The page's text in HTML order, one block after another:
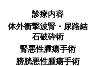
診療内容
体外衝撃波腎・尿路結
石破砕術
腎悪性腫瘍手術
膀胱悪性腫瘍手術